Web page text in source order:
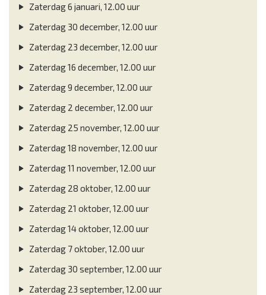
Zaterdag 6 januari, 12.00 uur
Zaterdag 30 december, 12.00 uur
Zaterdag 23 december, 12.00 uur
Zaterdag 16 december, 12.00 uur
Zaterdag 9 december, 12.00 uur
Zaterdag 2 december, 12.00 uur
Zaterdag 25 november, 12.00 uur
Zaterdag 18 november, 12.00 uur
Zaterdag 11 november, 12.00 uur
Zaterdag 28 oktober, 12.00 uur
Zaterdag 21 oktober, 12.00 uur
Zaterdag 14 oktober, 12.00 uur
Zaterdag 7 oktober, 12.00 uur
Zaterdag 30 september, 12.00 uur
Zaterdag 23 september, 12.00 uur